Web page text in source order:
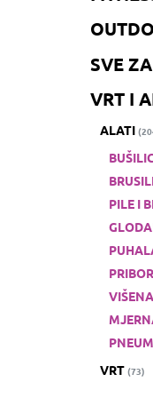
SVE
VRT I
ALATI
PILE I
VRT (73)